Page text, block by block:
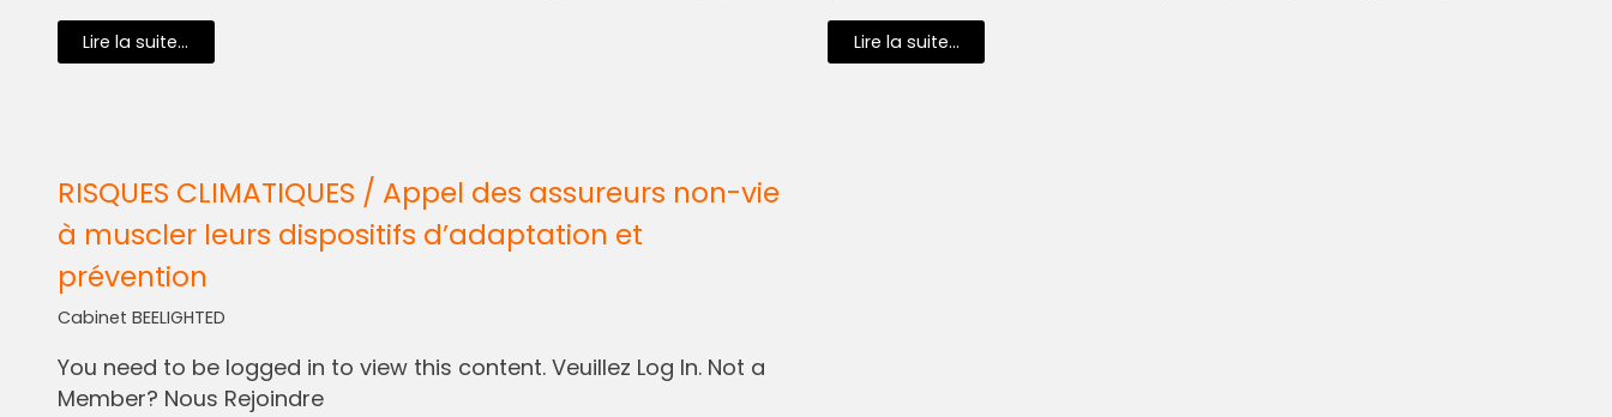
Lire la suite... Lire la suite...
RISQUES CLIMATIQUES / Appel des assureurs non-vie
à muscler leurs dispositifs d’adaptation et
prévention
Cabinet BEELIGHTED
You need to be logged in to view this content. Veuillez Log In. Not a
Member? Nous Rejoindre